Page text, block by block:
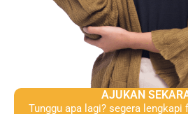
AJUKAN
Tunggu apa lagi? segera lengkapi